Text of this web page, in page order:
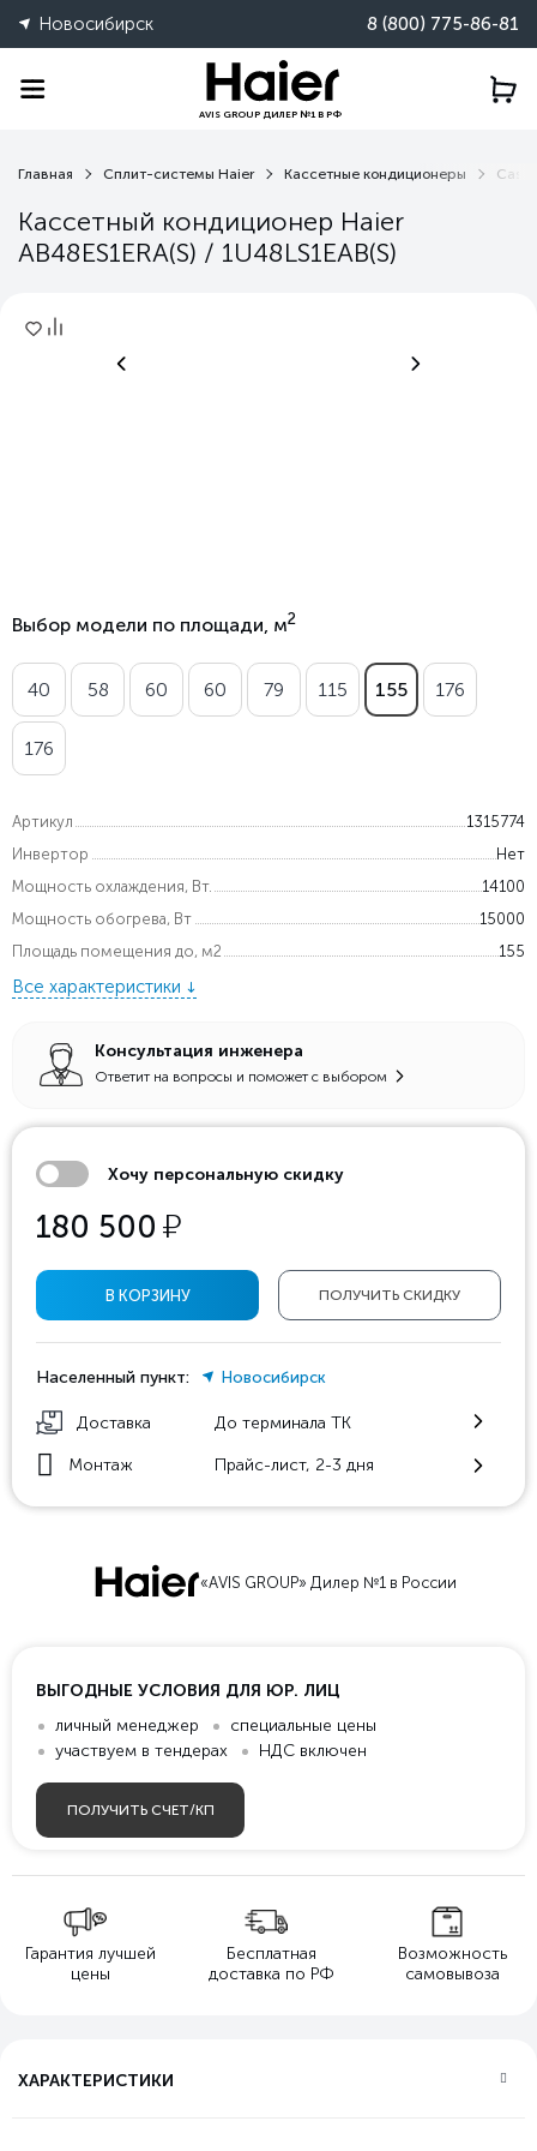
Новосибирск 8 (800) 775-86-81
AVIS GROUP ДИЛЕР №1 В РФ
Главная Сплит-системы Haier Кассетные кондиционеры
Кассетный кондиционер Haier
AB48ES1ERA(S) / 1U48LS1EAB(S)
Выбор модели по площади, м2
40 58 60 60 79 115 155 176
176
Артикул
1315774
Инвертор
Нет
Мощность охлаждения, Вт.
14100
Мощность обогрева, Вт
15000
Площадь помещения до, м2
155
Все характеристики
Консультация инженера
Ответит на вопросы и поможет с выбором
Хочу персональную скидку
180 500 у
ПОЛУЧИТЬ СКИДКУ
В КОРЗИНУ
Населенный пункт: Новосибирск
Доставка До терминала ТК
Монтаж Прайс-лист, 2-3 дня
«AVIS GROUP» Дилер №1 в России
ВЫГОДНЫЕ УСЛОВИЯ ДЛЯ ЮР. ЛИЦ
личный менеджер
специальные цены
участвуем в тендерах
НДС включен
ПОЛУЧИТЬ СЧЕТ/КП
Гарантия лучшей
цены
Бесплатная
доставка по РФ
Возможность
самовывоза
ХАРАКТЕРИСТИКИ